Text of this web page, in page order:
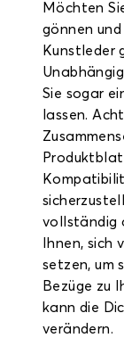
Möchten
gönnen
Kunstleder
Sie sogar
lassen.
vollständig
Ihnen, sich
setzen, um
Bezüge zu
kann die
verändern.